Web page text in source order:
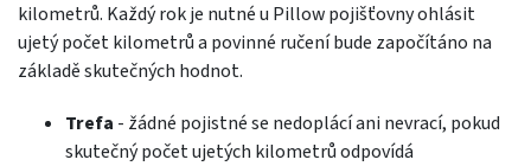
kilometrů. Každý rok je nutné u Pillow pojišťovny ohlásit
ujetý počet kilometrů a povinné ručení bude započítáno na
základě skutečných hodnot.
Trefa - žádné pojistné se nedoplácí ani nevrací, pokud
skutečný počet ujetých kilometrů odpovídá